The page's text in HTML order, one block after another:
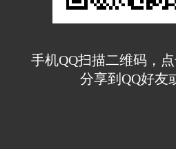
手机QQ扫描二维码，点
分享到QQ好友